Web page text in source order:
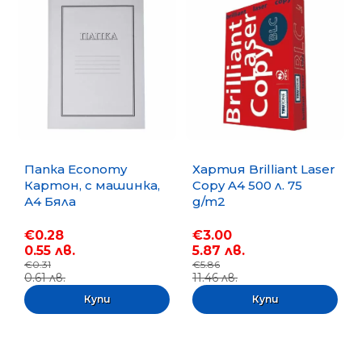
Папка Economy
Картон, с машинка,
А4 Бяла
€0.28
0.55 лв.
€0.31
0.61 лв.
Хартия Brilliant Laser
Copy A4 500 л. 75
g/m2
€3.00
5.87 лв.
€5.86
11.46 лв.